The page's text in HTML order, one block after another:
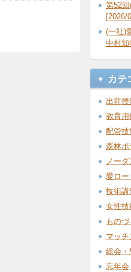
第52
[2026/
(一社)
中村知
カテ
出前授
教育用
配管技
森林ボ
ノー
愛ロー
技術講
女性技
もの
マッ
総会・
忘年会